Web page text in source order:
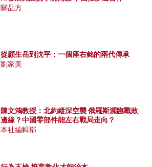
關品方
從顧生岳到沈平：一個座右銘的兩代傳承
劉家美
陳文鴻教授：北約縱深空襲 俄羅斯瀕臨戰敗
邊緣？中國零部件能左右戰局走向？
本社編輯部